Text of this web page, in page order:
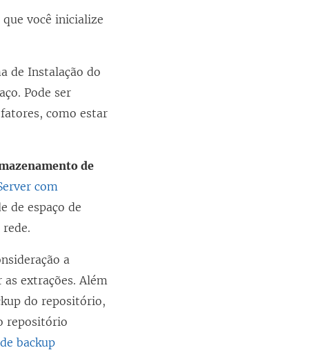
você inicialize
de Instalação do
Pode ser
como estar
de
com
de espaço de
a
extrações. Além
do repositório,
repositório
backup